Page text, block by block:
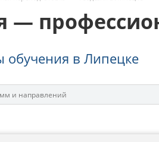
—
обучения в Липецке